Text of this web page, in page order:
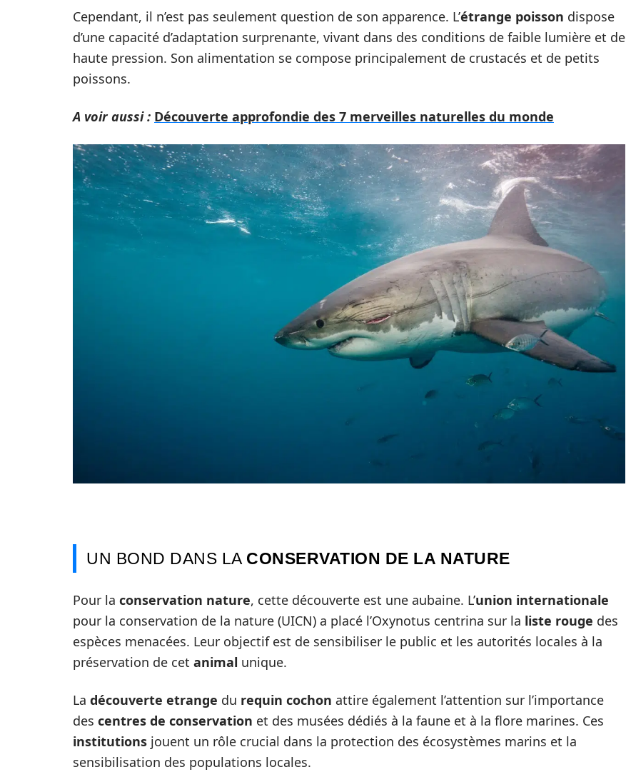
Cependant, il n’est pas seulement question de son apparence. L’étrange poisson dispose
d’une capacité d’adaptation surprenante, vivant dans des conditions de faible lumière et de
haute pression. Son alimentation se compose principalement de crustacés et de petits
poissons.
A voir aussi : Découverte approfondie des 7 merveilles naturelles du monde
UN BOND DANS LA CONSERVATION DE LA NATURE
Pour la conservation nature, cette découverte est une aubaine. L’union internationale
pour la conservation de la nature (UICN) a placé l’Oxynotus centrina sur la liste rouge des
espèces menacées. Leur objectif est de sensibiliser le public et les autorités locales à la
préservation de cet animal unique.
La découverte etrange du requin cochon attire également l’attention sur l’importance
des centres de conservation et des musées dédiés à la faune et à la flore marines. Ces
institutions jouent un rôle crucial dans la protection des écosystèmes marins et la
sensibilisation des populations locales.